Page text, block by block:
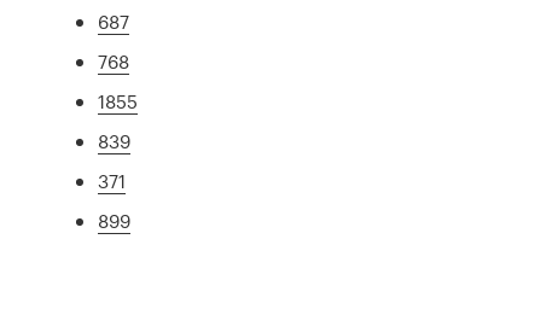
687
768
1855
839
371
899